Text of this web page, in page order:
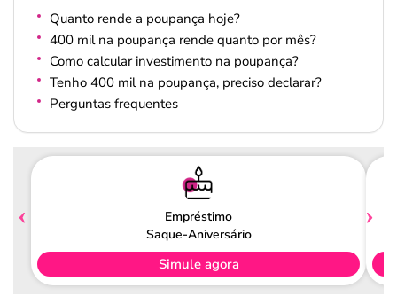
Quanto rende a poupança hoje?
400 mil na poupança rende quanto por mês?
Como calcular investimento na poupança?
Tenho 400 mil na poupança, preciso declarar?
Perguntas frequentes
Empréstimo
Saque-Aniversário
Simule agora